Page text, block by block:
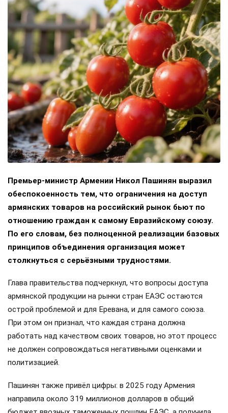
Премьер-министр Армении Никол Пашинян выразил
обеспокоенность тем, что ограничения на доступ
армянских товаров на российский рынок бьют по
отношению граждан к самому Евразийскому союзу.
По его словам, без полноценной реализации базовых
принципов объединения организация может
столкнуться с серьёзными трудностями.
Глава правительства подчеркнул, что вопросы доступа
армянской продукции на рынки стран ЕАЭС остаются
острой проблемой и для Еревана, и для самого союза.
При этом он признал, что каждая страна должна
работать над качеством своих товаров, но этот процесс
не должен сопровождаться негативными оценками и
политизацией.
Пашинян также привёл цифры: в 2025 году Армения
направила около 319 миллионов долларов в общий